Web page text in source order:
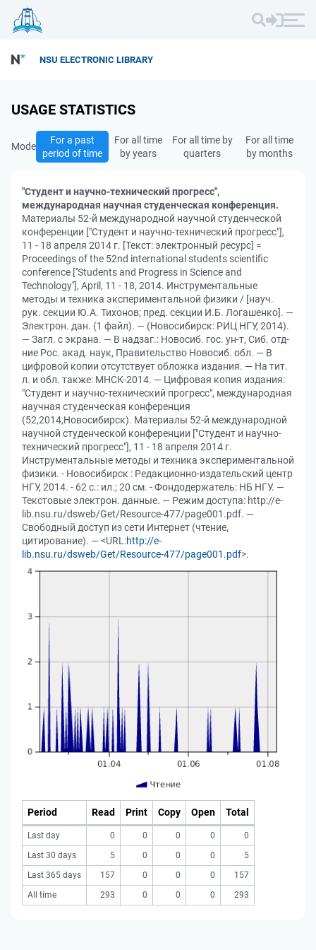
NSU ELECTRONIC LIBRARY
USAGE STATISTICS
Mode
For a past
period of time
For all time
by years
For all time by
quarters
For all time
by months
"Студент и научно-технический прогресс",
международная научная студенческая конференция.
Материалы 52-й международной научной студенческой
конференции ["Студент и научно-технический прогресс"],
11 - 18 апреля 2014 г. [Текст: электронный ресурс] =
Proceedings of the 52nd international students scientific
conference [''Students and Progress in Science and
Technology''], April, 11 - 18, 2014. Инструментальные
методы и техника экспериментальной физики / [науч.
рук. секции Ю.А. Тихонов; пред. секции И.Б. Логашенко]. —
Электрон. дан. (1 файл). — (Новосибирск: РИЦ НГУ, 2014).
— Загл. с экрана. — В надзаг.: Новосиб. гос. ун-т, Сиб. отд-
ние Рос. акад. наук, Правительство Новосиб. обл. — В
цифровой копии отсутствует обложка издания. — На тит.
л. и обл. также: МНСК-2014. — Цифровая копия издания:
"Студент и научно-технический прогресс", международная
научная студенческая конференция
(52,2014,Новосибирск). Материалы 52-й международной
научной студенческой конференции ["Студент и научно-
технический прогресс"], 11 - 18 апреля 2014 г.
Инструментальные методы и техника экспериментальной
физики. - Новосибирск : Редакционно-издательский центр
НГУ, 2014. - 62 с.: ил.; 20 см. - Фондодержатель: НБ НГУ. —
Текстовые электрон. данные. — Режим доступа: http://e-
lib.nsu.ru/dsweb/Get/Resource-477/page001.pdf. —
Свободный доступ из сети Интернет (чтение,
цитирование). — <URL:http://e-
lib.nsu.ru/dsweb/Get/Resource-477/page001.pdf>.
Period Read Print Copy Open Total
Last day 0 0 0 0
0
Last 30 days
5 0 0 0
5
Last 365 days
157 0 0 0
157
All time
293 0 0 0 293